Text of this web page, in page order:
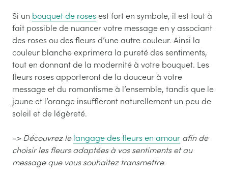
Si un bouquet de roses est fort en symbole, il est tout à
fait possible de nuancer votre message en y associant
des roses ou des fleurs d’une autre couleur. Ainsi la
couleur blanche exprimera la pureté des sentiments,
tout en donnant de la modernité à votre bouquet. Les
fleurs roses apporteront de la douceur à votre
message et du romantisme à l’ensemble, tandis que le
jaune et l’orange insuffleront naturellement un peu de
soleil et de légèreté.
-> Découvrez le langage des fleurs en amour afin de
choisir les fleurs adaptées à vos sentiments et au
message que vous souhaitez transmettre.